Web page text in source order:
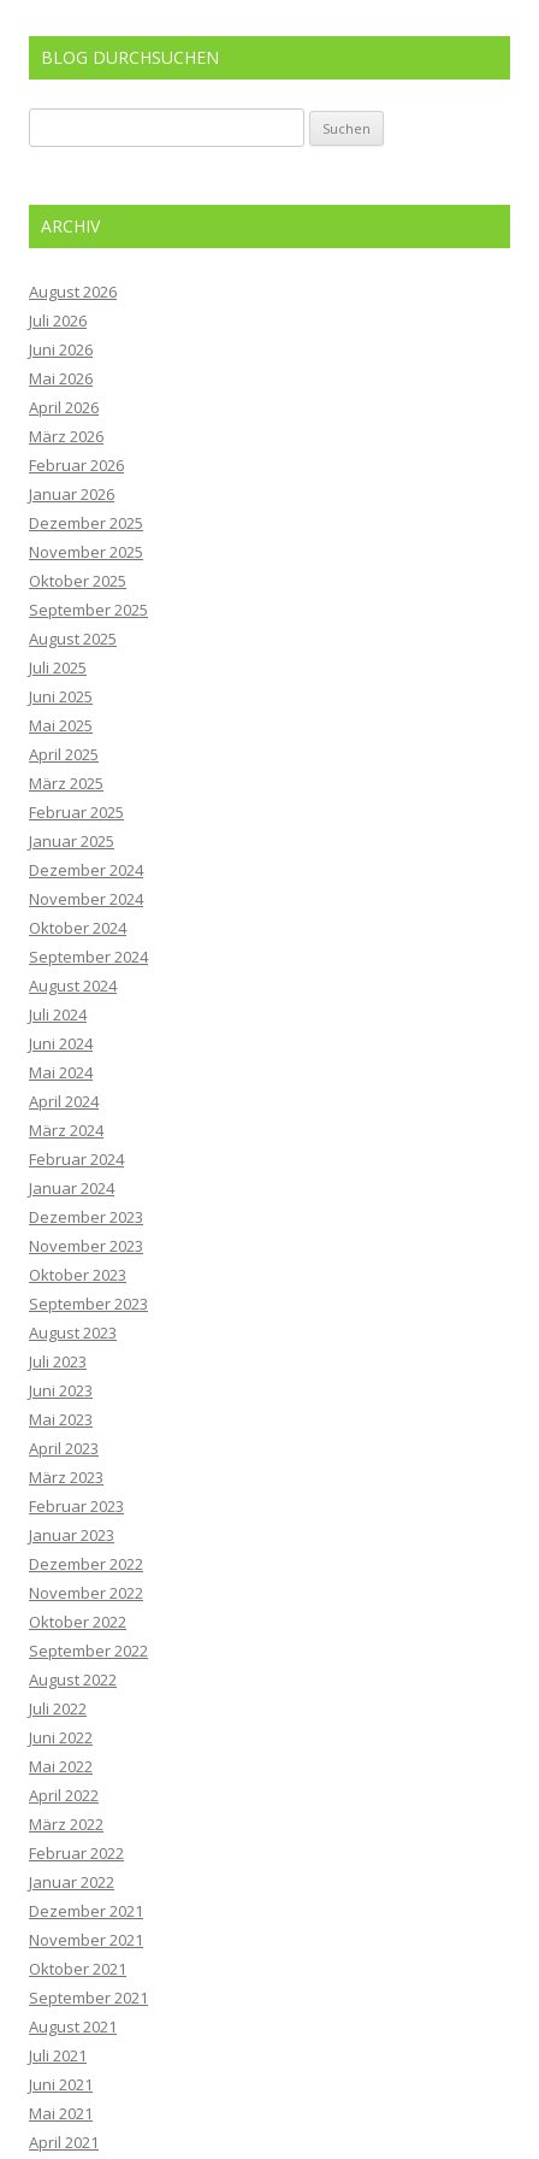
BLOG DURCHSUCHEN
nach:
ARCHIV
August 2026
Juli 2026
Juni 2026
Mai 2026
April 2026
März 2026
Februar 2026
Januar 2026
Dezember 2025
November 2025
Oktober 2025
September 2025
August 2025
Juli 2025
Juni 2025
Mai 2025
April 2025
März 2025
Februar 2025
Januar 2025
Dezember 2024
November 2024
Oktober 2024
September 2024
August 2024
Juli 2024
Juni 2024
Mai 2024
April 2024
März 2024
Februar 2024
Januar 2024
Dezember 2023
November 2023
Oktober 2023
September 2023
August 2023
Juli 2023
Juni 2023
Mai 2023
April 2023
März 2023
Februar 2023
Januar 2023
Dezember 2022
November 2022
Oktober 2022
September 2022
August 2022
Juli 2022
Juni 2022
Mai 2022
April 2022
März 2022
Februar 2022
Januar 2022
Dezember 2021
November 2021
Oktober 2021
September 2021
August 2021
Juli 2021
Juni 2021
Mai 2021
April 2021